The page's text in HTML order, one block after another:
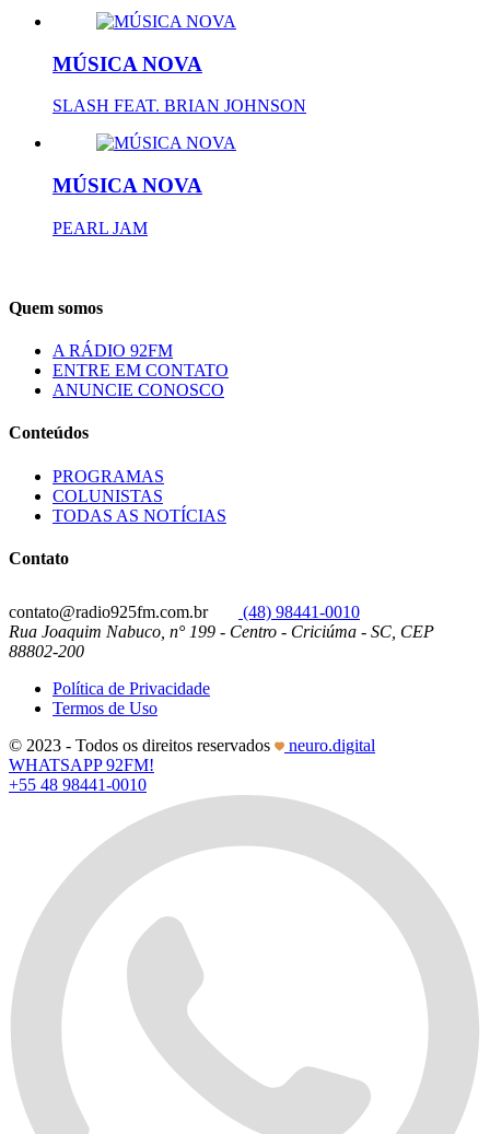
MÚSICA NOVA
SLASH FEAT. BRIAN JOHNSON
MÚSICA NOVA
PEARL JAM
Quem somos
A RÁDIO 92FM
ENTRE EM CONTATO
ANUNCIE CONOSCO
Conteúdos
PROGRAMAS
COLUNISTAS
TODAS AS NOTÍCIAS
Contato
contato@radio925fm.com.br
(48) 98441-0010
Rua Joaquim Nabuco, n° 199 - Centro - Criciúma - SC, CEP
88802-200
Política de Privacidade
Termos de Uso
© 2023 - Todos os direitos reservados
neuro.digital
WHATSAPP 92FM!
+55 48 98441-0010